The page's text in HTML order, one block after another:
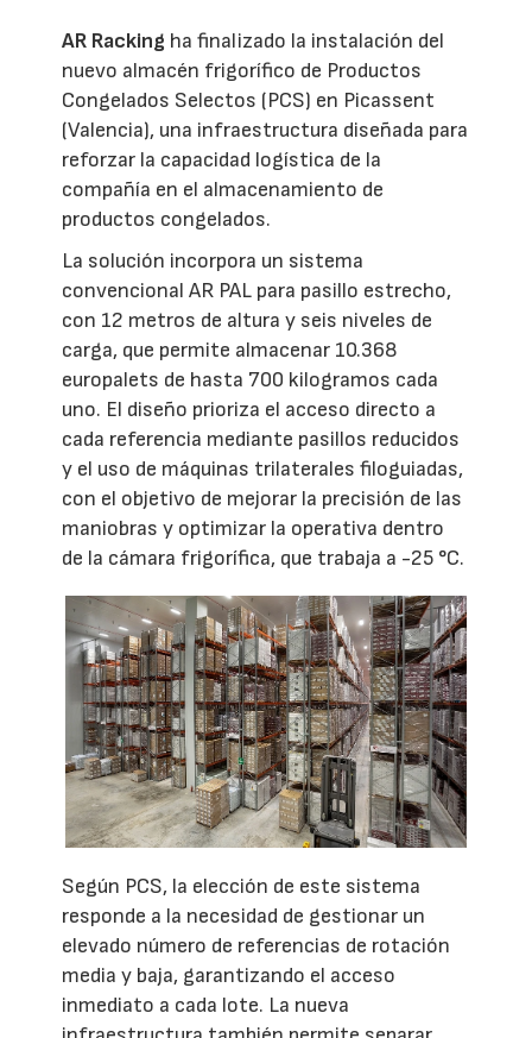
AR Racking ha finalizado la instalación del
nuevo almacén frigorífico de Productos
Congelados Selectos (PCS) en Picassent
(Valencia), una infraestructura diseñada para
reforzar la capacidad logística de la
compañía en el almacenamiento de
productos congelados.
La solución incorpora un sistema
convencional AR PAL para pasillo estrecho,
con 12 metros de altura y seis niveles de
carga, que permite almacenar 10.368
europalets de hasta 700 kilogramos cada
uno. El diseño prioriza el acceso directo a
cada referencia mediante pasillos reducidos
y el uso de máquinas trilaterales filoguiadas,
con el objetivo de mejorar la precisión de las
maniobras y optimizar la operativa dentro
de la cámara frigorífica, que trabaja a -25 °C.
Según PCS, la elección de este sistema
responde a la necesidad de gestionar un
elevado número de referencias de rotación
media y baja, garantizando el acceso
inmediato a cada lote. La nueva